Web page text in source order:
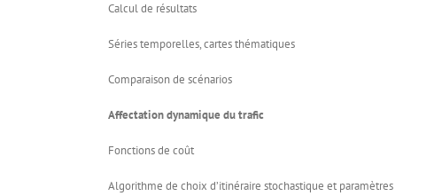
Calcul de résultats
Séries temporelles, cartes thématiques
Comparaison de scénarios
Affectation dynamique du trafic
Fonctions de coût
Algorithme de choix d’itinéraire stochastique et paramètres